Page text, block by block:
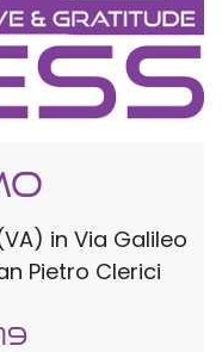
in Via Galileo
Pietro Clerici